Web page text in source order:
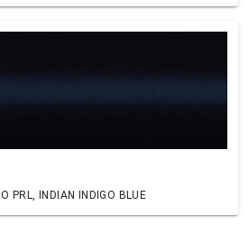
PRL, INDIAN INDIGO BLUE